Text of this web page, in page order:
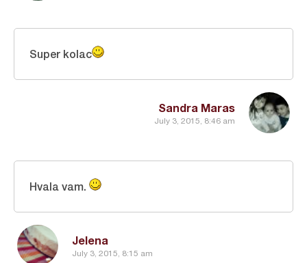
Sandra Maras
July 3, 2015, 8:46 am
Super kolac
Jelena
July 3, 2015, 8:15 am
Hvala vam.